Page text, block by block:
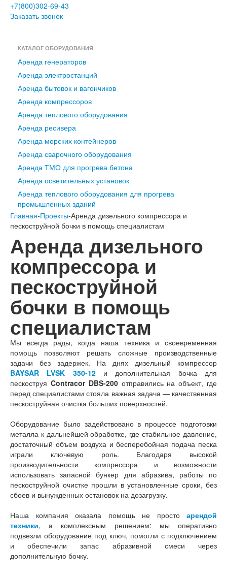
+7(800)302-69-43
Заказать звонок
КАТАЛОГ ОБОРУДОВАНИЯ
Аренда генераторов
Аренда электростанций
Аренда бытовок и вагончиков
Аренда компрессоров
Аренда теплового оборудования
Аренда ресивера
Аренда морских контейнеров
Аренда сварочного оборудования
Аренда ТМО для прогрева бетона
Аренда осветительных установок
Аренда теплового оборудования для прогрева
промышленных зданий
Главная-Проекты-Аренда дизельного компрессора и
пескоструйной бочки в помощь специалистам
Аренда дизельного
компрессора и
пескоструйной
бочки в помощь
специалистам
Мы всегда рады, когда наша техника и своевременная
помощь позволяют решать сложные производственные
задачи без задержек. На днях дизельный компрессор
BAYSAR LVSK 350-12и дополнительная бочка для
пескоструя Contracor DBS-200отправились на объект, где
перед специалистами стояла важная задача — качественная
пескоструйная очистка больших поверхностей.
Оборудование было задействовано в процессе подготовки
металла к дальнейшей обработке, где стабильное давление,
достаточный объем воздуха и бесперебойная подача песка
играли ключевую роль. Благодаря высокой
производительности компрессора и возможности
использовать запасной бункер для абразива, работы по
пескоструйной очистке прошли в установленные сроки, без
сбоев и вынужденных остановок на дозагрузку.
Наша компания оказала помощь не просто арендой
техники, а комплексным решением: мы оперативно
подвезли оборудование под ключ, помогли с подключением
и обеспечили запас абразивной смеси через
дополнительную бочку.